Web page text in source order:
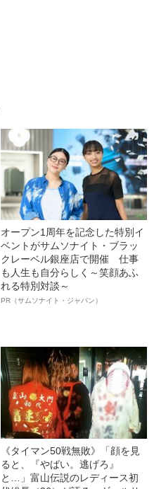
オープン1周年を記念した特別イ
ベントがサムソナイト・ブラッ
クレーベル銀座店で開催 仕事
も人生も自分らしく～笑顔あふ
れる特別対談～
PR（サムソナイト・ジャパン）
《タイマン50戦無敗》「顔を見
ると、『やばい。逃げろ』
と…」富山伝説のレディース初